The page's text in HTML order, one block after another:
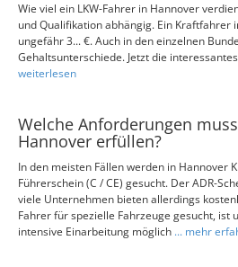
Wie viel ein LKW-Fahrer in Hannover
und Qualifikation abhängig. Ein Kraftfahrer
ungefähr 3... €. Auch in den einzelnen
Gehaltsunterschiede. Jetzt die
weiterlesen
Welche Anforderungen
Hannover erfüllen?
In den meisten Fällen werden in Hannover
Führerschein (C / CE) gesucht. Der ADR-
viele Unternehmen bieten allerdings
Fahrer für spezielle Fahrzeuge gesucht, ist
intensive Einarbeitung möglich ... mehr